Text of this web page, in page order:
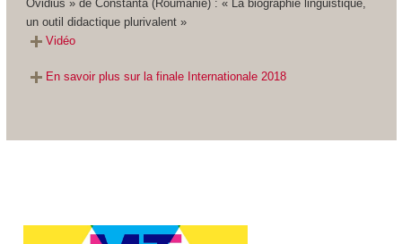
Ovidius » de Constanta (Roumanie) : « La biographie linguistique,
un outil didactique plurivalent »
Vidéo
En savoir plus sur la finale Internationale 2018